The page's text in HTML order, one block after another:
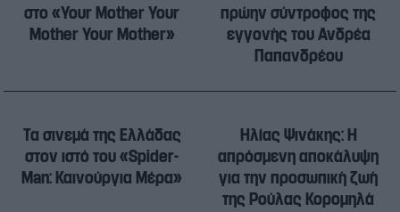
στο «Your Mother Your
Mother Your Mother»
πρώην σύντροφος της
εγγονής του Ανδρέα
Παπανδρέου
Τα σινεμά της Ελλάδας
στον ιστό του «Spider-
Man: Καινούργια Μέρα»
Ηλίας Ψινάκης: Η
απρόσμενη αποκάλυψη
για την προσωπική ζωή
της Ρούλας Κορομηλά